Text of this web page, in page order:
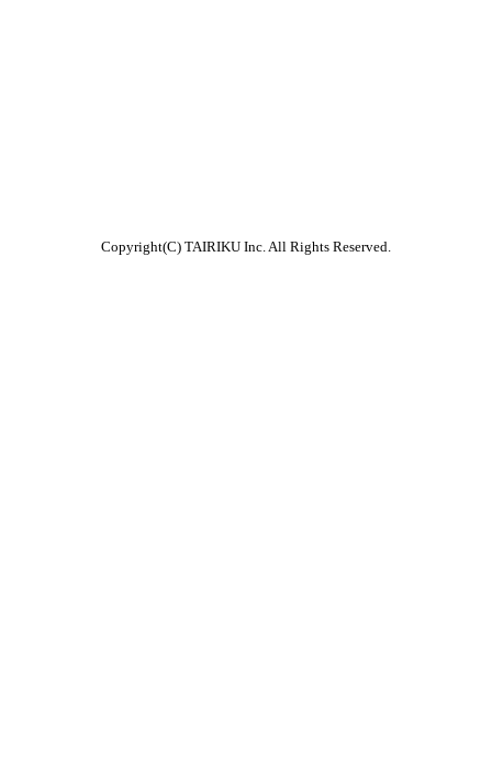
Copyright(C) TAIRIKU Inc. All Rights Reserved.